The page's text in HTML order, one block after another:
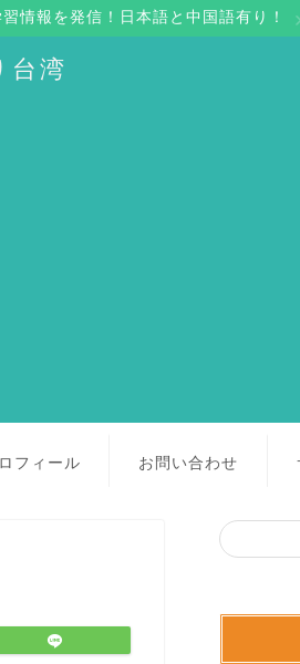
情報を発信！日本語と中国語有り！
台湾
フィール お問い合わせ